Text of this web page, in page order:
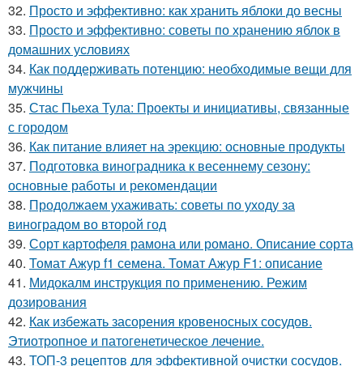
32. Просто и эффективно: как хранить яблоки до весны
33. Просто и эффективно: советы по хранению яблок в
домашних условиях
34. Как поддерживать потенцию: необходимые вещи для
мужчины
35. Стас Пьеха Тула: Проекты и инициативы, связанные
с городом
36. Как питание влияет на эрекцию: основные продукты
37. Подготовка виноградника к весеннему сезону:
основные работы и рекомендации
38. Продолжаем ухаживать: советы по уходу за
виноградом во второй год
39. Сорт картофеля рамона или романо. Описание сорта
40. Томат Ажур f1 семена. Томат Ажур F1: описание
41. Мидокалм инструкция по применению. Режим
дозирования
42. Как избежать засорения кровеносных сосудов.
Этиотропное и патогенетическое лечение.
43. ТОП-3 рецептов для эффективной очистки сосудов.